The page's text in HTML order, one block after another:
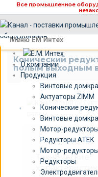
Все промышленное
Меню ЕМ Интех
О компании
Продукция
Винтовые
Актуаторы ZIMM
Конические
Винтовые
Мотор-редукторы
Редукторы ATEK
Мотор-редукторы
Редукторы
Конический
полым выходным
Технические
характеристики